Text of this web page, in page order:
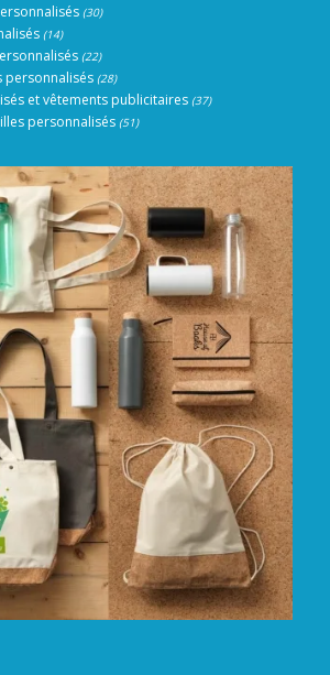
(30)
(14)
(22)
personnalisés (28)
et vêtements publicitaires (37)
personnalisés (51)